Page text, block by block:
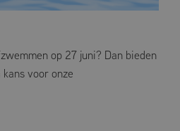
op 27 juni? Dan bieden
voor onze